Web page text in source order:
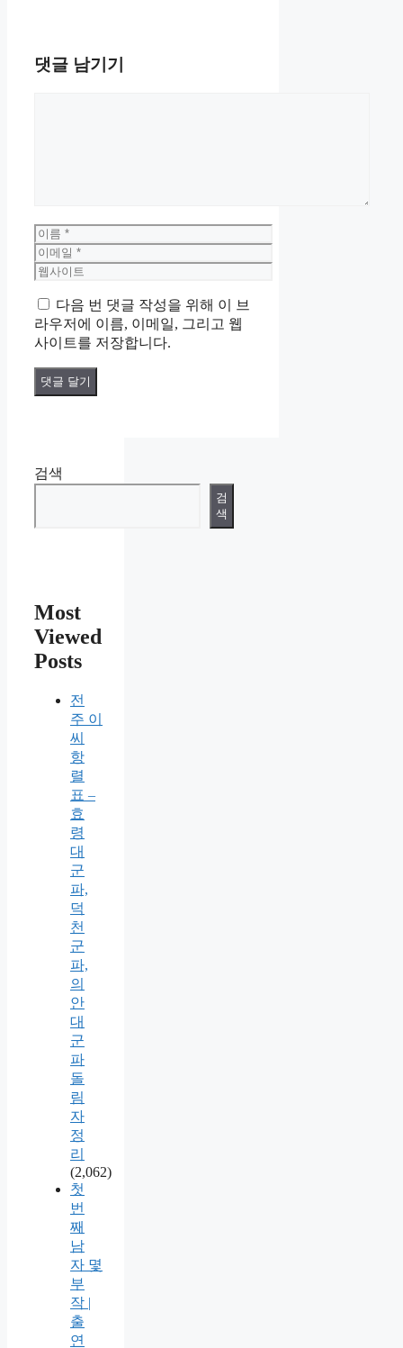
댓글 남기기
이
름
이
메
웹
이
트
다음 번 댓글 작성을 위해 이 브
라우저에 이름, 이메일, 그리고 웹
사이트를 저장합니다.
검색
검
색
Most
Viewed
Posts
전
주 이
씨
항
렬
표 –
효
령
대
군
파,
덕
천
군
파,
의
안
대
군
파
돌
림
자
정
리
(2,062)
첫
번
째
남
자 몇
부
작 |
출
연